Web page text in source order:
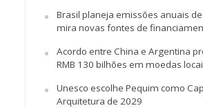
Brasil planeja emissões anuais
mira novas fontes de
Acordo entre China e Argentina
RMB 130 bilhões em moedas
Unesco escolhe Pequim como
Arquitetura de 2029